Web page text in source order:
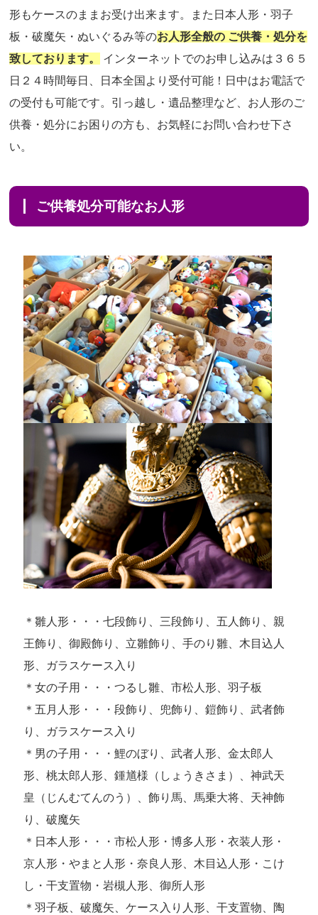
形もケースのままお受け出来ます。また日本人形・羽子
板・破魔矢・ぬいぐるみ等のお人形全般の ご供養・処分を
致しております。
インターネットでのお申し込みは３６５
日２４時間毎日、日本全国より受付可能！日中はお電話で
の受付も可能です。引っ越し・遺品整理など、お人形のご
供養・処分にお困りの方も、お気軽にお問い合わせ下さ
い。
ご供養処分可能なお人形
＊雛人形・・・七段飾り、三段飾り、五人飾り、親
王飾り、御殿飾り、立雛飾り、手のり雛、木目込人
形、ガラスケース入り
＊女の子用・・・つるし雛、市松人形、羽子板
＊五月人形・・・段飾り、兜飾り、鎧飾り、武者飾
り、ガラスケース入り
＊男の子用・・・鯉のぼり、武者人形、金太郎人
形、桃太郎人形、鍾馗様（しょうきさま）、神武天
皇（じんむてんのう）、飾り馬、馬乗大将、天神飾
り、破魔矢
＊日本人形・・・市松人形・博多人形・衣装人形・
京人形・やまと人形・奈良人形、木目込人形・こけ
し・干支置物・岩槻人形、御所人形
＊羽子板、破魔矢、ケース入り人形、干支置物、陶